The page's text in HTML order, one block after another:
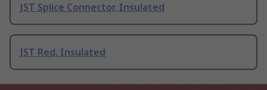
JST Splice Connector, Insulated
JST Red, Insulated